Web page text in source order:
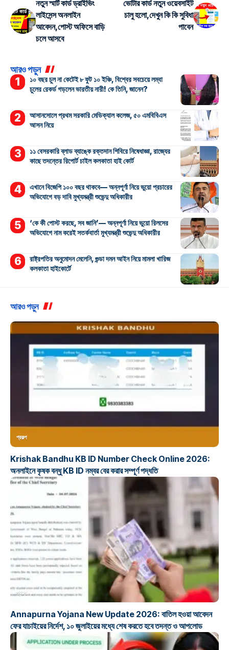
নতুন স্মার্ট কার্ড ড্রাইভিং
লাইসেন্স অনলাইন
আবেদন,পোস্ট অফিসে বাড়ি
চলে আসবে
ভোটার কার্ড নতুন ওয়েবসাইট
চালু হলো,দেখুন কি কি সুবিধা
পাবেন
আরও পড়ুন
১০ বছর চুল না কেটেই ৮ ফুট ১০ ইঞ্চি, বিশ্বের সবচেয়ে লম্বা
চুলের রেকর্ড গড়লেন ভারতীয় নারী! কে তিনি, জানেন?
আসানসোলে প্রথম সরকারি মেডিক্যাল কলেজ, ৫০ এমবিবিএস
আসন নিয়ে
১১ বেসরকারি ব্লাড ব্যাঙ্কে রক্তদান শিবিরে নিষেধাজ্ঞা, রাজ্যের
কাছে তদন্তের রিপোর্ট চাইল কলকাতা হাই কোর্ট
এখানে বিজেপি ১০০ বছর থাকবে— অন্নপূর্ণা নিয়ে ভুয়ো প্রচারের
অভিযোগে বড় দাবি মুখ্যমন্ত্রী শুভেন্দু অধিকারীর
‘কে কী পোস্ট করছে, সব জানি’— অন্নপূর্ণা নিয়ে ভুয়ো রিলসের
অভিযোগে নাম করেই সতর্কবার্তা মুখ্যমন্ত্রী শুভেন্দু অধিকারীর
রাষ্ট্রপতির অনুমোদন মেলেনি, গুন্ডা দমন আইন নিয়ে মামলা খারিজ
কলকাতা হাইকোর্টে
আরও পড়ুন
প্রকল্প
Krishak Bandhu KB ID Number Check Online 2026:
অনলাইনে কৃষক বন্ধু KB ID নম্বর বের করার সম্পূর্ণ পদ্ধতি
প্রকল্প
Annapurna Yojana New Update 2026: বাতিল হওয়া আবেদন
ফের যাচাইয়ের নির্দেশ, ১০ জুলাইয়ের মধ্যে শেষ করতে হবে তদন্ত ও আপলোড